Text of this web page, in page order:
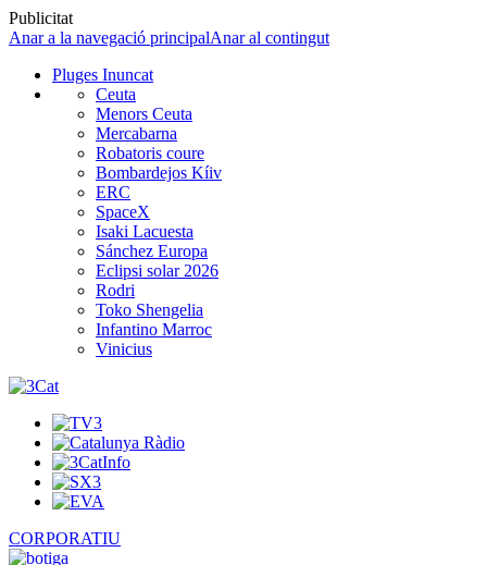
Publicitat
Anar a la navegació principalAnar al contingut
Pluges Inuncat
Ceuta
Menors Ceuta
Mercabarna
Robatoris coure
Bombardejos Kíiv
ERC
SpaceX
Isaki Lacuesta
Sánchez Europa
Eclipsi solar 2026
Rodri
Toko Shengelia
Infantino Marroc
Vinicius
CORPORATIU